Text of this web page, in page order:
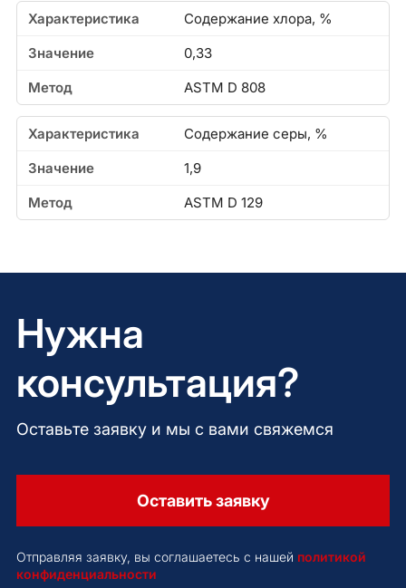
Содержание хлора, %
0,33
ASTM D 808
Содержание серы, %
1,9
ASTM D 129
Нужна
консультация?
Оставьте заявку и мы с вами свяжемся
Оставить заявку
Отправляя заявку, вы соглашаетесь с нашей политикой
конфиденциальности